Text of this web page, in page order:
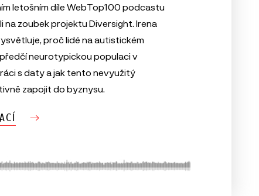
letošním díle WebTop100 podcastu
na zoubek projektu Diversight. Irena
proč lidé na autistickém
neurotypickou populaci v
s daty a jak tento nevyužitý
zapojit do byznysu.